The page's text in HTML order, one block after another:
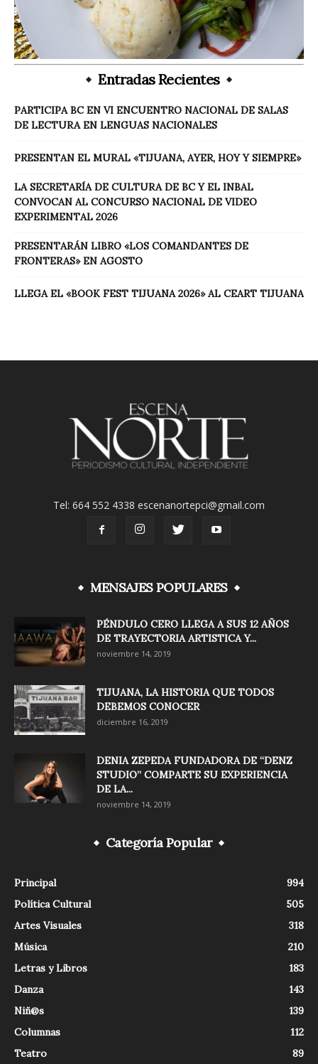
Entradas Recientes
PARTICIPA BC EN VI ENCUENTRO NACIONAL DE SALAS
DE LECTURA EN LENGUAS NACIONALES
PRESENTAN EL MURAL «TIJUANA, AYER, HOY Y SIEMPRE»
LA SECRETARÍA DE CULTURA DE BC Y EL INBAL
CONVOCAN AL CONCURSO NACIONAL DE VIDEO
EXPERIMENTAL 2026
PRESENTARÁN LIBRO «LOS COMANDANTES DE
FRONTERAS» EN AGOSTO
LLEGA EL «BOOK FEST TIJUANA 2026» AL CEART TIJUANA
Tel: 664 552 4338 escenanortepci@gmail.com
MENSAJES POPULARES
PÉNDULO CERO LLEGA A SUS 12 AÑOS
DE TRAYECTORIA ARTISTICA Y...
noviembre 14, 2019
TIJUANA, LA HISTORIA QUE TODOS
DEBEMOS CONOCER
diciembre 16, 2019
DENIA ZEPEDA FUNDADORA DE “DENZ
STUDIO” COMPARTE SU EXPERIENCIA
DE LA...
noviembre 14, 2019
Categoría Popular
Principal
994
Política Cultural
505
Artes Visuales
318
Música
210
Letras y Libros
183
Danza
143
Niñ@s
139
Columnas
112
Teatro
89